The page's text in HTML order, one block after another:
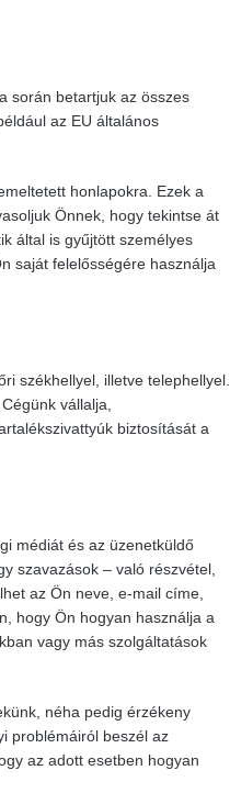
során betartjuk az összes
az EU általános
honlapokra. Ezek a
Önnek, hogy tekintse át
által is gyűjtött személyes
saját felelősségére használja
székhellyel, illetve telephellyel.
vállalja,
biztosítását a
médiát és az üzenetküldő
szavazások – való részvétel,
az Ön neve, e-mail címe,
hogy Ön hogyan használja a
vagy más szolgáltatások
néha pedig érzékeny
problémáiról beszél az
az adott esetben hogyan